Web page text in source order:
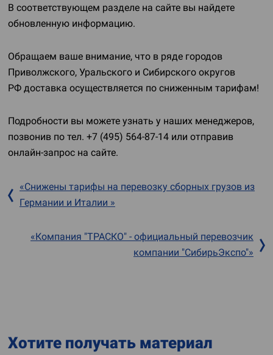
В соответствующем разделе на сайте вы найдете
обновленную информацию.
Обращаем ваше внимание, что в ряде городов
Приволжского, Уральского и Сибирского округов
РФ доставка осуществляется по сниженным тарифам!
Подробности вы можете узнать у наших менеджеров,
позвонив по тел. +7 (495) 564-87-14 или отправив
онлайн-запрос на сайте.
«Снижены тарифы на перевозку сборных грузов из
Германии и Италии »
«Компания "ТРАСКО" - официальный перевозчик
компании "СибирьЭкспо"»
Хотите получать материал